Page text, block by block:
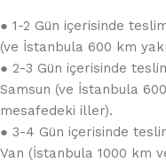
● 1-2 Gün içerisinde
(ve İstanbula 600 km
● 2-3 Gün içerisinde
Samsun (ve İstanbula
mesafedeki iller).
● 3-4 Gün içerisinde
Van (İstanbula 1000 km